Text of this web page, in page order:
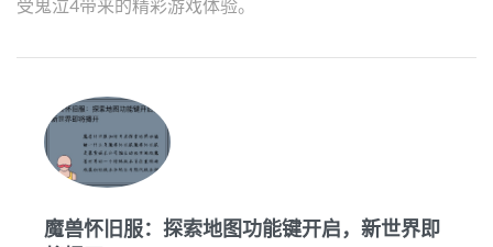
受鬼泣4带来的精彩游戏体验。
魔兽怀旧服：探索地图功能键开启，新世界即